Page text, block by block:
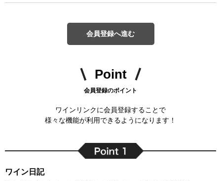
会員登録へ進む
Point
会員登録のポイント
ワインリンクに会員登録することで
様々な機能が利用できるようになります！
ワイン日記